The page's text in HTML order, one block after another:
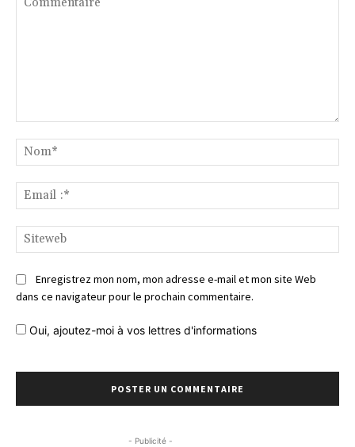
:*
Enregistrez mon nom, mon adresse e-mail et mon site Web
dans ce navigateur pour le prochain commentaire.
Oui, ajoutez-moi à vos lettres d'informations
- Publicité -